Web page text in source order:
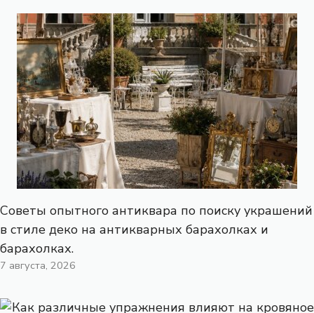
Советы опытного антиквара по поиску украшений
в стиле деко на антикварных барахолках и
барахолках.
7 августа, 2026